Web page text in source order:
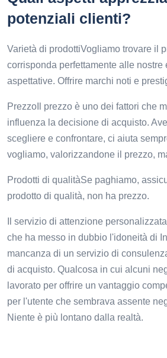
potenziali clienti?
Varietà di prodottiVogliamo trovare il
corrisponda perfettamente alle nostre
aspettative. Offrire marchi noti e
PrezzoIl prezzo è uno dei fattori che
influenza la decisione di acquisto.
scegliere e confrontare, ci aiuta
vogliamo, valorizzandone il prezzo,
Prodotti di qualitàSe paghiamo,
prodotto di qualità, non ha prezzo.
Il servizio di attenzione
che ha messo in dubbio l'idoneità di
mancanza di un servizio di
di acquisto. Qualcosa in cui alcuni
lavorato per offrire un vantaggio
per l'utente che sembrava assente
Niente è più lontano dalla realtà.